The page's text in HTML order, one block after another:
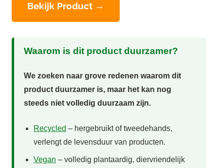
Bekijk Product →
Waarom is dit product duurzamer?
We zoeken naar grove redenen waarom dit
product duurzamer is, maar het kan nog
steeds niet volledig duurzaam zijn.
Recycled – hergebruikt of tweedehands,
verlengt de levensduur van producten.
Vegan – volledig plantaardig, diervriendelijk